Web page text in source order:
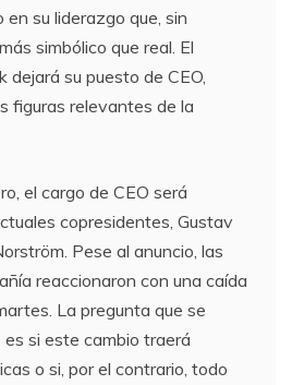
en su liderazgo que, sin
simbólico que real. El
dejará su puesto de CEO,
figuras relevantes de la
el cargo de CEO será
copresidentes, Gustav
Pese al anuncio, las
reaccionaron con una caída
La pregunta que se
si este cambio traerá
o si, por el contrario, todo